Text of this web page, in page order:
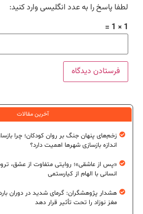
لطفا پاسخ را به عدد انگلیسی وارد کنید:
1 × 1 =
آخرین مقالات
زخم‌های پنهان جنگ بر روان کودکان؛ چرا
اندازه بازسازی شهرها اهمیت دارد؟
«پس از عاشقی»؛ روایتی متفاوت از عشق،
انسانی با الهام از کیارستمی
هشدار پژوهشگران: گرمای شدید در دوران
مغز نوزاد را تحت تأثیر قرار دهد